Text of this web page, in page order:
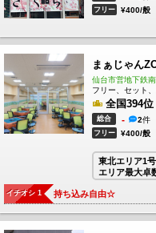
フリー ¥400/般
まぁじゃん
フリー、セット
全国394位
総合 - 2件
フリー ¥400/般
東北エリア1
エリア最大卓
す。
スタッフは第
に楽しく営業
イチオシ 1 持ち込み自由☆